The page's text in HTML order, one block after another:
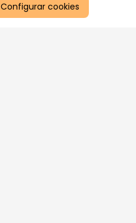
Configurar cookies